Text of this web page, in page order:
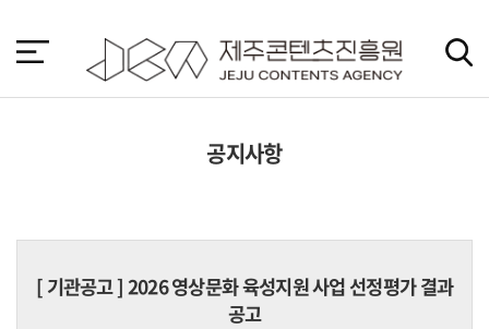
바
가
공지사항
[기관공고] 2026 영상문화 육성지원 사업 선정평가 결과
공고